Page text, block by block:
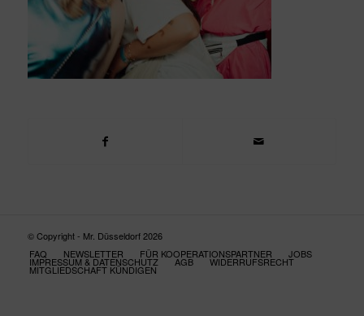
© Copyright - Mr. Düsseldorf 2026
FAQ
NEWSLETTER FÜR KOOPERATIONSPARTNER JOBS
IMPRESSUM & DATENSCHUTZ AGB WIDERRUFSRECHT
MITGLIEDSCHAFT KÜNDIGEN